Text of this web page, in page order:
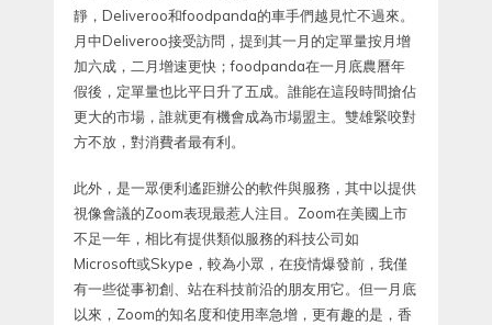
靜，Deliveroo和foodpanda的車手們越見忙不過來。
月中Deliveroo接受訪問，提到其一月的定單量按月增
加六成，二月增速更快；foodpanda在一月底農曆年
假後，定單量也比平日升了五成。誰能在這段時間搶佔
更大的市場，誰就更有機會成為市場盟主。雙雄緊咬對
方不放，對消費者最有利。
此外，是一眾便利遙距辦公的軟件與服務，其中以提供
視像會議的Zoom表現最惹人注目。Zoom在美國上市
不足一年，相比有提供類似服務的科技公司如
Microsoft或Skype，較為小眾，在疫情爆發前，我僅
有一些從事初創、站在科技前沿的朋友用它。但一月底
以來，Zoom的知名度和使用率急增，更有趣的是，香